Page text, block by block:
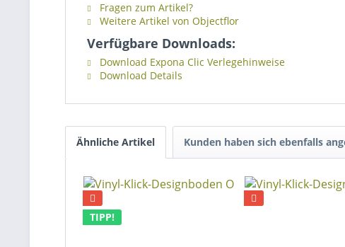
Fragen zum Artikel?
Weitere Artikel von Objectflor
Verfügbare Downloads:
Download Expona Clic Verlegehinweise
Download Details
Ähnliche Artikel Kunden haben sich ebenfalls
TIPP!